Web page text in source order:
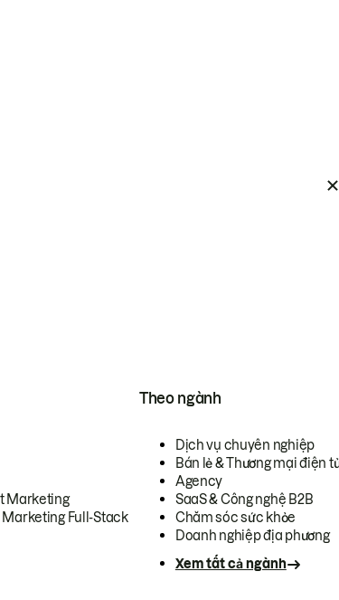
Marketing
Full-Stack
Theo ngành
Dịch vụ chuyên nghiệp
Bán lẻ & Thương mại điện
Agency
SaaS & Công nghệ B2B
Chăm sóc sức khỏe
Doanh nghiệp địa phương
Xem tất cả ngành